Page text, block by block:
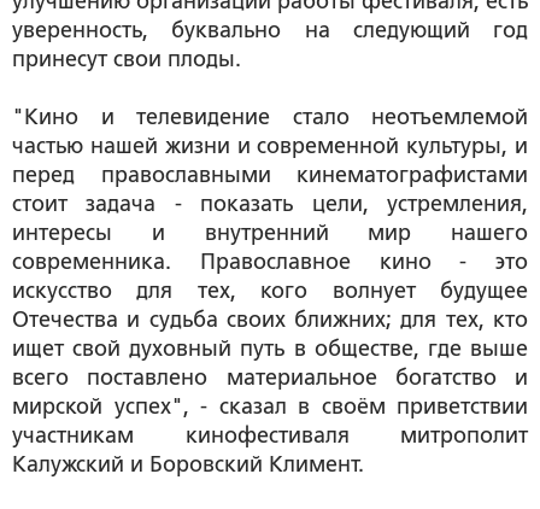
уверенность, буквально на следующий год
принесут свои плоды.
"Кино и телевидение стало неотъемлемой
частью нашей жизни и современной культуры, и
перед православными кинематографистами
стоит задача - показать цели, устремления,
интересы и внутренний мир нашего
современника. Православное кино - это
искусство для тех, кого волнует будущее
Отечества и судьба своих ближних; для тех, кто
ищет свой духовный путь в обществе, где выше
всего поставлено материальное богатство и
мирской успех", - сказал в своём приветствии
участникам кинофестиваля митрополит
Калужский и Боровский Климент.